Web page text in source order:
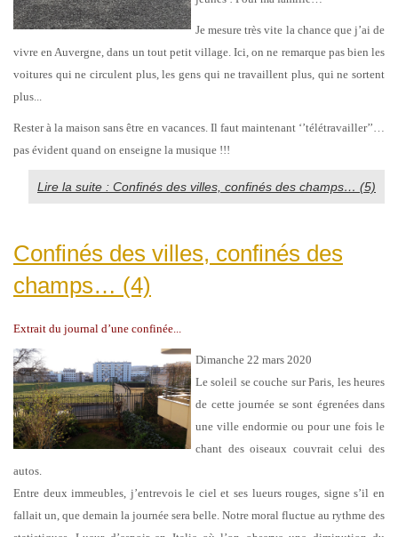
Je mesure très vite la chance que j’ai de
vivre en Auvergne, dans un tout petit village. Ici, on ne remarque pas bien les
voitures qui ne circulent plus, les gens qui ne travaillent plus, qui ne sortent
plus...
Rester à la maison sans être en vacances. Il faut maintenant ‘’télétravailler’’…
pas évident quand on enseigne la musique !!!
Lire la suite : Confinés des villes, confinés des champs… (5)
Confinés des villes, confinés des
champs… (4)
Extrait du journal d’une confinée...
Dimanche 22 mars 2020
Le soleil se couche sur Paris, les heures
de cette journée se sont égrenées dans
une ville endormie ou pour une fois le
chant des oiseaux couvrait celui des
autos.
Entre deux immeubles, j’entrevois le ciel et ses lueurs rouges, signe s’il en
fallait un, que demain la journée sera belle. Notre moral fluctue au rythme des